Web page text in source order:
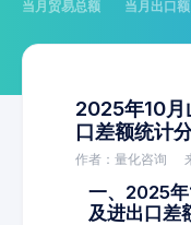
当月贸易总额 当月出口额
2025年10月
口差额统计
作者：量化咨询
一、2025
及进出口差